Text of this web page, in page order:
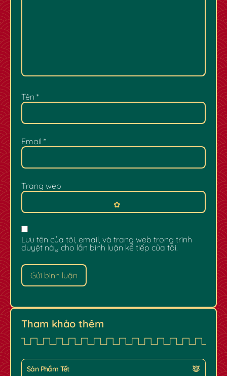
Tên *
Email *
Trang web
Lưu tên của tôi, email, và trang web trong trình
duyệt này cho lần bình luận kế tiếp của tôi.
Tham khảo thêm
Sản Phẩm Tết